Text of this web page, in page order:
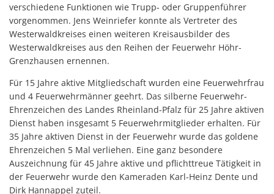
verschiedene Funktionen wie Trupp- oder Gruppenführer
vorgenommen. Jens Weinriefer konnte als Vertreter des
Westerwaldkreises einen weiteren Kreisausbilder des
Westerwaldkreises aus den Reihen der Feuerwehr Höhr-
Grenzhausen ernennen.
Für 15 Jahre aktive Mitgliedschaft wurden eine Feuerwehrfrau
und 4 Feuerwehrmänner geehrt. Das silberne Feuerwehr-
Ehrenzeichen des Landes Rheinland-Pfalz für 25 Jahre aktiven
Dienst haben insgesamt 5 Feuerwehrmitglieder erhalten. Für
35 Jahre aktiven Dienst in der Feuerwehr wurde das goldene
Ehrenzeichen 5 Mal verliehen. Eine ganz besondere
Auszeichnung für 45 Jahre aktive und pflichttreue Tätigkeit in
der Feuerwehr wurde den Kameraden Karl-Heinz Dente und
Dirk Hannappel zuteil.